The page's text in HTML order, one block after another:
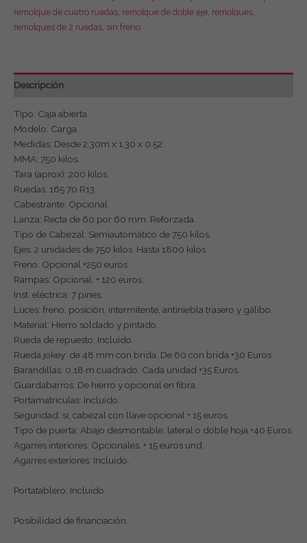
remolque de cuatro ruedas, remolque de doble eje, remolques,
remolques de 2 ruedas, sin freno
Descripción
Tipo: Caja abierta.
Modelo: Carga.
Medidas: Desde 2.30m x 1.30 x 0.52.
MMA: 750 kilos.
Tara (aprox): 200 kilos.
Ruedas: 165 70 R13.
Cabestrante: Opcional.
Lanza: Recta de 60 por 60 mm. Reforzada.
Tipo de Cabezal: Semiautomático de 750 kilos.
Ejes: 2 unidades de 750 kilos. Hasta 1800 kilos.
Freno: Opcional +250 euros
Rampas: Opcional. + 120 euros.
Inst. eléctrica: 7 pines.
Luces: freno, posición, intermitente, antiniebla trasero y gálibo.
Material: Hierro soldado y pintado.
Rueda de repuesto: Incluido.
Rueda jokey: de 48 mm con brida. De 60 con brida +30 Euros.
Barandillas: 0.18 m cuadrado. Cada unidad +35 Euros.
Guardabarros: De hierro y opcional en fibra.
Portamatriculas: Incluido.
Seguridad: si, cabezal con llave opcional + 15 euros.
Tipo de puerta: Abajo desmontable, lateral o doble hoja +40 Euros.
Agarres interiores: Opcionales. + 15 euros und.
Agarres exteriores: Incluido.
Portatablero: Incluido.
Posibilidad de financiación.